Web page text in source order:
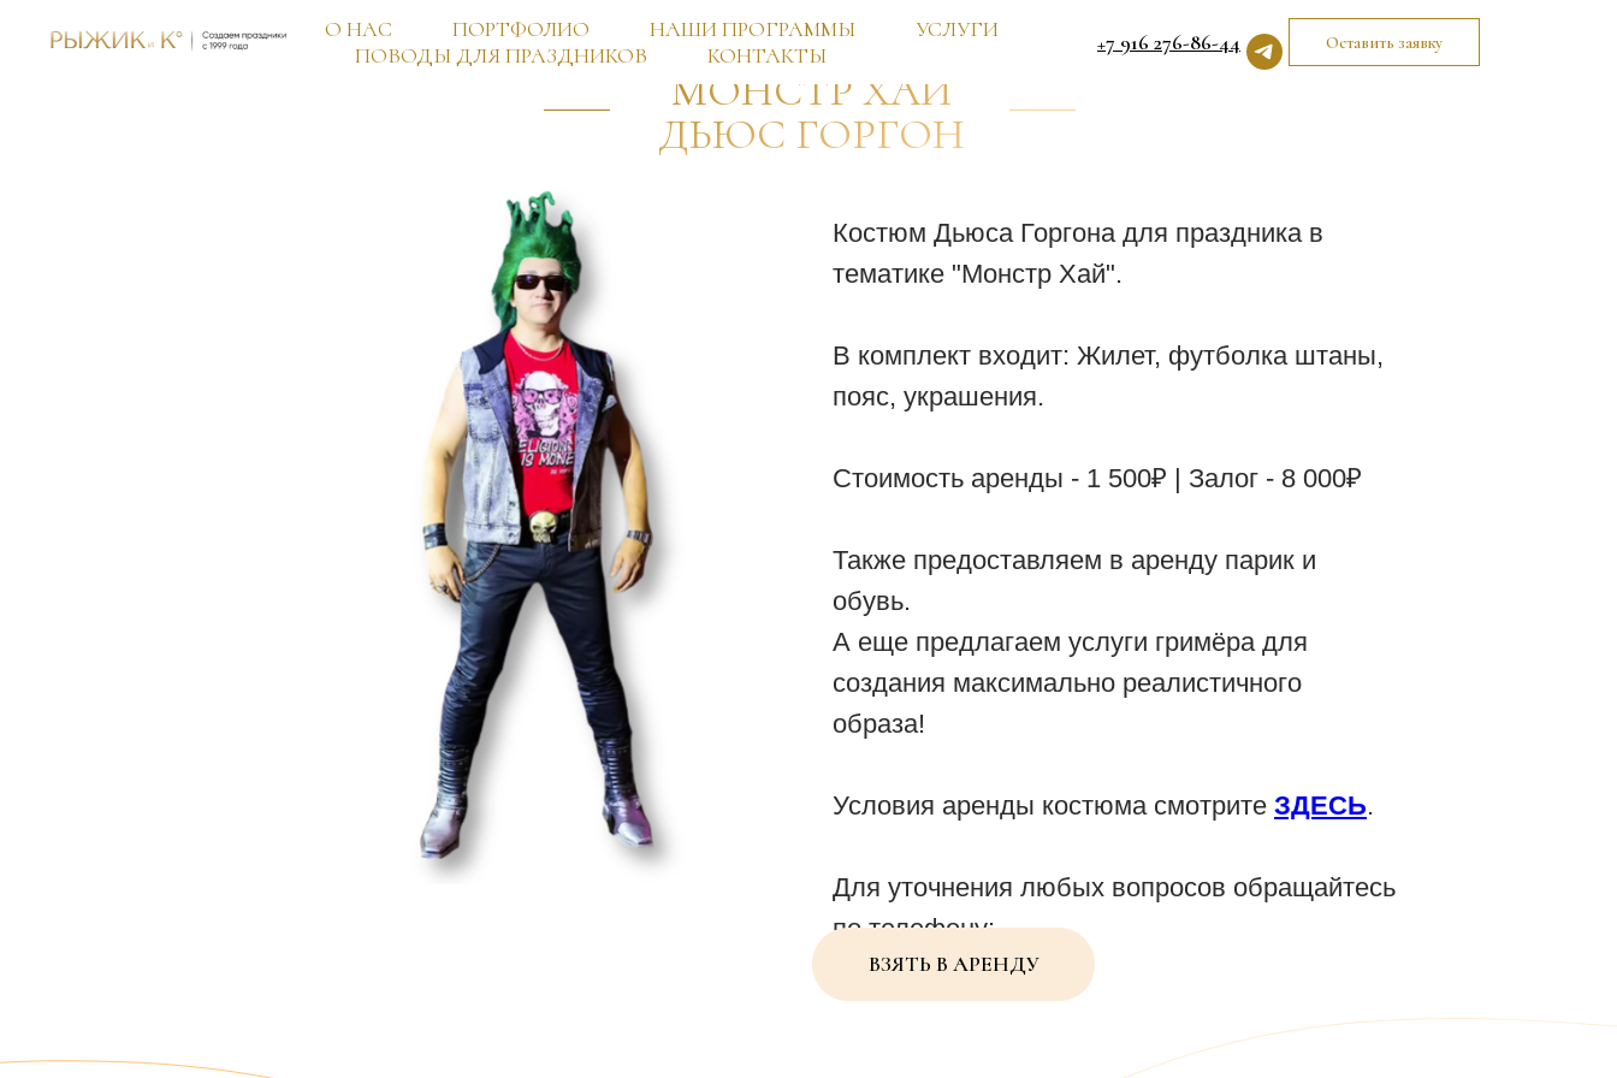
О НАС ПОРТФОЛИО НАШИ ПРОГРАММЫ
УСЛУГИ
ПОВОДЫ ДЛЯ ПРАЗДНИКОВ
КОНТАКТЫ +7 916 276-86-44 Оставить заявку
МОНСТР ХАЙ
ДЬЮС ГОРГОН
Костюм Дьюса Горгона для праздника в
тематике "Монстр Хай".
В комплект входит: Жилет, футболка штаны,
пояс, украшения.
Стоимость аренды - 1 500₽ | Залог - 8 000₽
Также предоставляем в аренду парик и
обувь.
А еще предлагаем услуги гримёра для
создания максимально реалистичного
образа!
Условия аренды костюма смотрите ЗДЕСЬ.
Для уточнения любых вопросов обращайтесь
по телефону:
+7 (985) 341-55-92.
ВЗЯТЬ В АРЕНДУ